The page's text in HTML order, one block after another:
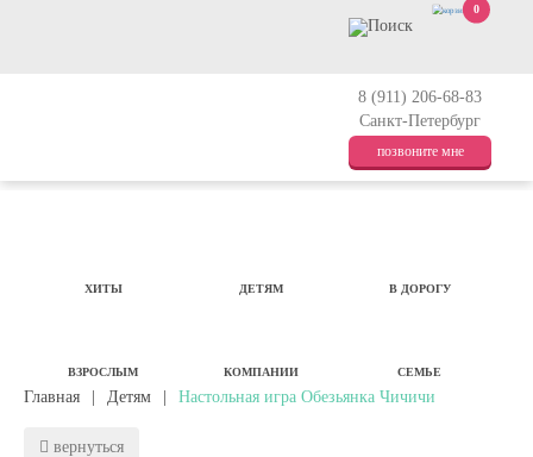
8 (911) 206-68-83
Санкт-Петербург
позвоните мне
0
ХИТЫ ДЕТЯМ В ДОРОГУ
ВЗРОСЛЫМ КОМПАНИИ СЕМЬЕ
Главная Детям Настольная игра Обезьянка Чичичи
вернуться